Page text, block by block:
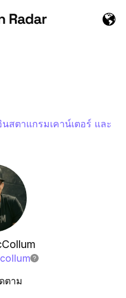
สตาแกรมเคาน์เตอร์ และ
ตาม